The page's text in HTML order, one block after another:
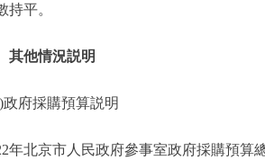
持平。
其他情況説明
採購預算説明
北京市人民政府參事室政府採購預算總